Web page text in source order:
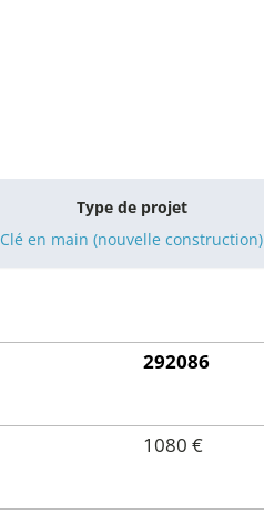
Type de projet
Clé en main (nouvelle construction)
292086
1080 €